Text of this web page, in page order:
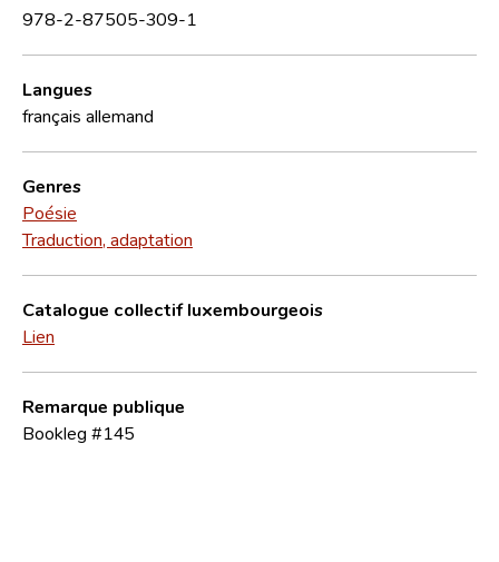
978-2-87505-309-1
Langues
français allemand
Genres
Poésie
Traduction, adaptation
Catalogue collectif luxembourgeois
Lien
Remarque publique
Bookleg #145